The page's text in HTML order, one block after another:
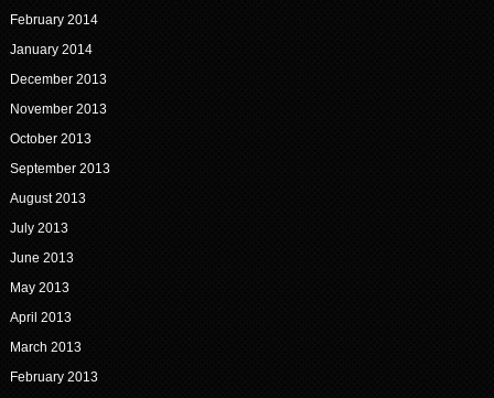
February 2014
January 2014
December 2013
November 2013
October 2013
September 2013
August 2013
July 2013
June 2013
May 2013
April 2013
March 2013
February 2013